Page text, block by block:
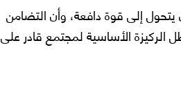
يتحول إلى قوة دافعة، وأن التضامن
الأساسية لمجتمع قادر على